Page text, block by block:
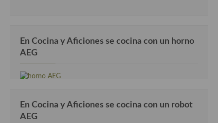
En Cocina y Aficiones se cocina con un horno
AEG
En Cocina y Aficiones se cocina con un robot
AEG